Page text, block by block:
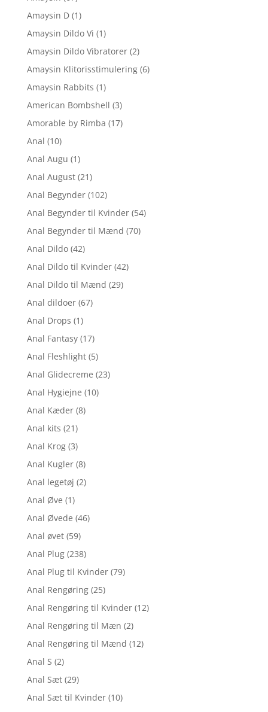
Amaysin D (1)
Amaysin Dildo Vi (1)
Amaysin Dildo Vibratorer (2)
Amaysin Klitorisstimulering (6)
Amaysin Rabbits (1)
American Bombshell (3)
Amorable by Rimba (17)
Anal (10)
Anal Augu (1)
Anal August (21)
Anal Begynder (102)
Anal Begynder til Kvinder (54)
Anal Begynder til Mænd (70)
Anal Dildo (42)
Anal Dildo til Kvinder (42)
Anal Dildo til Mænd (29)
Anal dildoer (67)
Anal Drops (1)
Anal Fantasy (17)
Anal Fleshlight (5)
Anal Glidecreme (23)
Anal Hygiejne (10)
Anal Kæder (8)
Anal kits (21)
Anal Krog (3)
Anal Kugler (8)
Anal legetøj (2)
Anal Øve (1)
Anal Øvede (46)
Anal øvet (59)
Anal Plug (238)
Anal Plug til Kvinder (79)
Anal Rengøring (25)
Anal Rengøring til Kvinder (12)
Anal Rengøring til Mæn (2)
Anal Rengøring til Mænd (12)
Anal S (2)
Anal Sæt (29)
Anal Sæt til Kvinder (10)